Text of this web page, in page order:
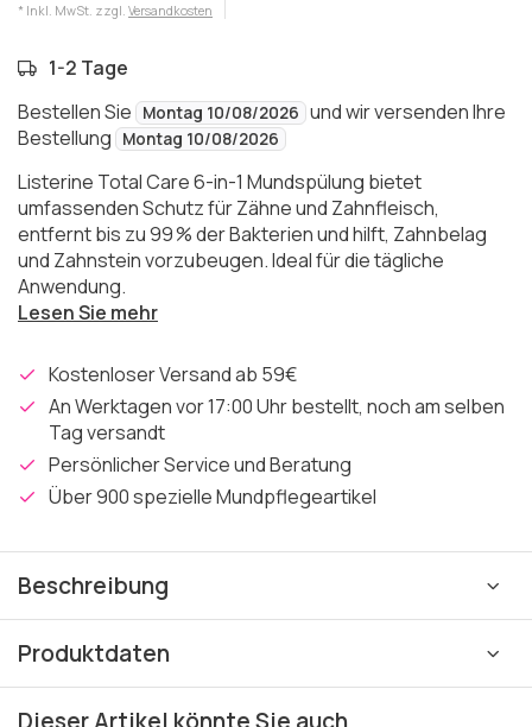
* Inkl. MwSt. zzgl. Versandkosten
1-2 Tage
Bestellen Sie
Montag 10/08/2026 und wir versenden Ihre
Bestellung
Montag 10/08/2026
Listerine Total Care 6-in-1 Mundspülung bietet
umfassenden Schutz für Zähne und Zahnfleisch,
entfernt bis zu 99 % der Bakterien und hilft, Zahnbelag
und Zahnstein vorzubeugen. Ideal für die tägliche
Anwendung.
Lesen Sie mehr
Kostenloser Versand ab 59€
An Werktagen vor 17:00 Uhr bestellt, noch am selben
Tag versandt
Persönlicher Service und Beratung
Über 900 spezielle Mundpflegeartikel
Beschreibung
Produktdaten